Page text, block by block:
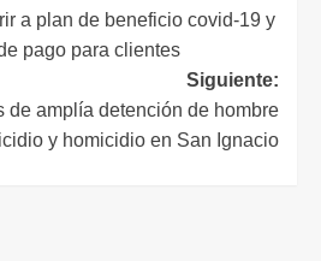
a plan de beneficio covid-19 y
pago para clientes
Siguiente:
de amplía detención de hombre
y homicidio en San Ignacio